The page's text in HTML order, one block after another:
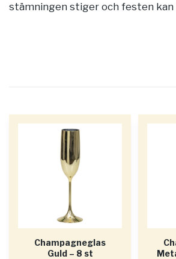
stämningen stiger och festen kan
Champagneglas
Guld – 8 st